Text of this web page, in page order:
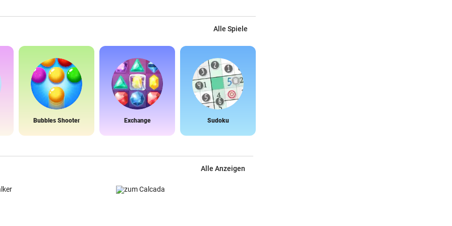
Alle Spiele
Bubbles Shooter Exchange Sudoku
Alle Anzeigen